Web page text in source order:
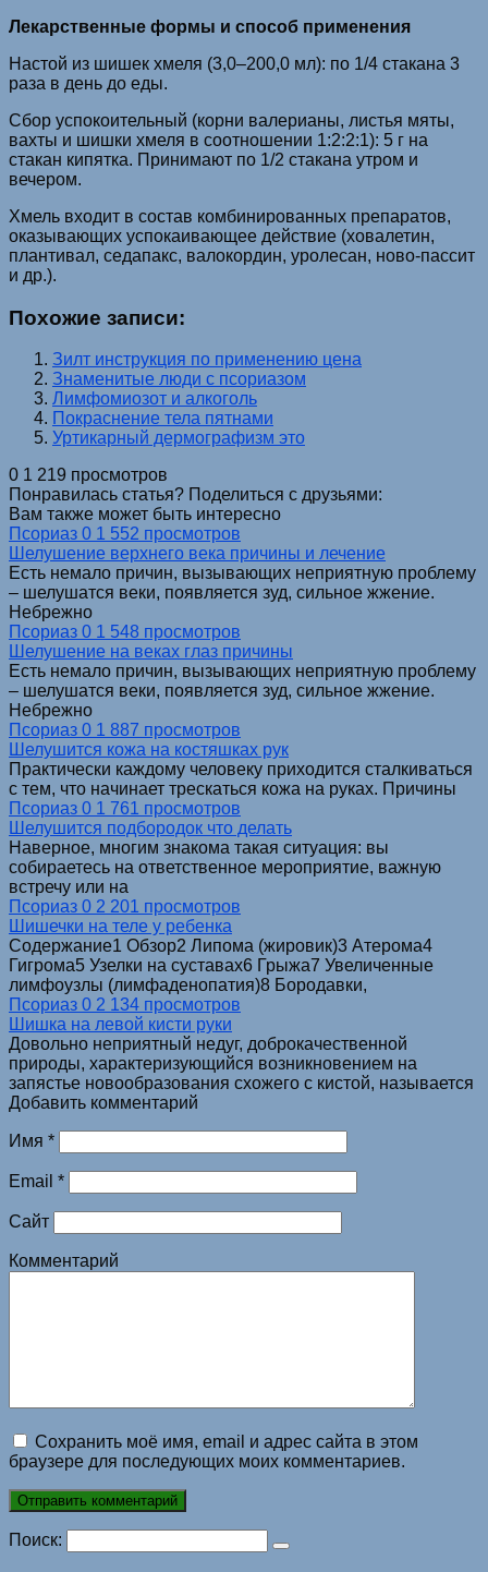
Лекарственные формы и способ применения
Настой из шишек хмеля (3,0–200,0 мл): по 1/4 стакана 3
раза в день до еды.
Сбор успокоительный (корни валерианы, листья мяты,
вахты и шишки хмеля в соотношении 1:2:2:1): 5 г на
стакан кипятка. Принимают по 1/2 стакана утром и
вечером.
Хмель входит в состав комбинированных препаратов,
оказывающих успокаивающее действие (ховалетин,
плантивал, седапакс, валокордин, уролесан, ново-пассит
и др.).
Похожие записи:
Зилт инструкция по применению цена
Знаменитые люди с псориазом
Лимфомиозот и алкоголь
Покраснение тела пятнами
Уртикарный дермографизм это
0 1 219 просмотров
Понравилась статья? Поделиться с друзьями:
Вам также может быть интересно
Псориаз 0 1 552 просмотров
Шелушение верхнего века причины и лечение
Есть немало причин, вызывающих неприятную проблему
– шелушатся веки, появляется зуд, сильное жжение.
Небрежно
Псориаз 0 1 548 просмотров
Шелушение на веках глаз причины
Есть немало причин, вызывающих неприятную проблему
– шелушатся веки, появляется зуд, сильное жжение.
Небрежно
Псориаз 0 1 887 просмотров
Шелушится кожа на костяшках рук
Практически каждому человеку приходится сталкиваться
с тем, что начинает трескаться кожа на руках. Причины
Псориаз 0 1 761 просмотров
Шелушится подбородок что делать
Наверное, многим знакома такая ситуация: вы
собираетесь на ответственное мероприятие, важную
встречу или на
Псориаз 0 2 201 просмотров
Шишечки на теле у ребенка
Содержание1 Обзор2 Липома (жировик)3 Атерома4
Гигрома5 Узелки на суставах6 Грыжа7 Увеличенные
лимфоузлы (лимфаденопатия)8 Бородавки,
Псориаз 0 2 134 просмотров
Шишка на левой кисти руки
Довольно неприятный недуг, доброкачественной
природы, характеризующийся возникновением на
запястье новообразования схожего с кистой, называется
Добавить комментарий
Имя *
Email *
Сайт
Комментарий
Сохранить моё имя, email и адрес сайта в этом
браузере для последующих моих комментариев.
Поиск: